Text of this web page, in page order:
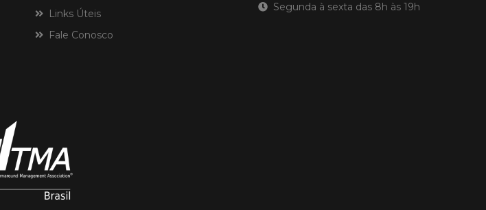
Links Úteis
Fale Conosco
Segunda à sexta das 8h às 19h